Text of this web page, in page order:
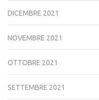
DICEMBRE 2021
NOVEMBRE 2021
OTTOBRE 2021
SETTEMBRE 2021